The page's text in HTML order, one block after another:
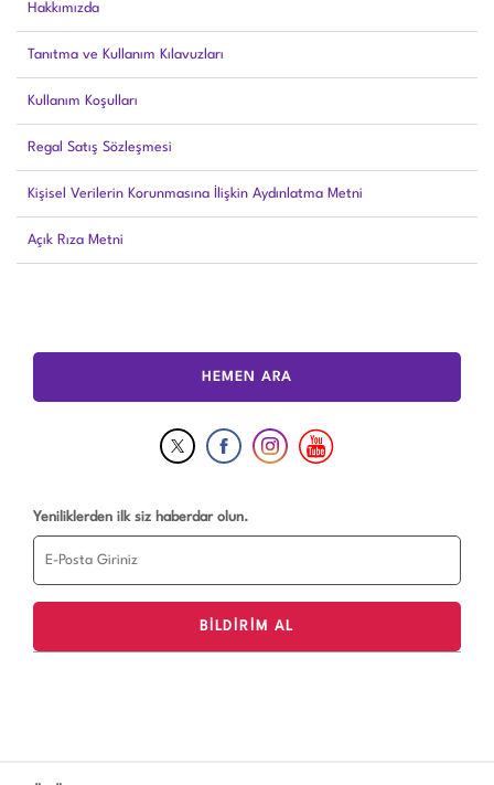
Hakkımızda
Tanıtma ve Kullanım Kılavuzları
Kullanım Koşulları
Regal Satış Sözleşmesi
Kişisel Verilerin Korunmasına İlişkin Aydınlatma Metni
Açık Rıza Metni
HEMEN ARA
Yeniliklerden ilk siz haberdar olun.